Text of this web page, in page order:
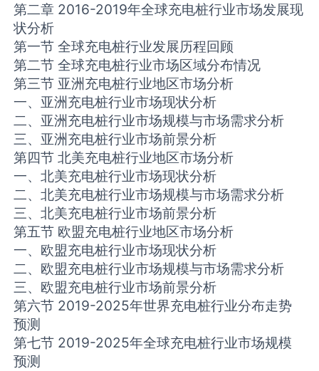
第二章 2016-2019年全球充电桩行业市场发展现
状分析
第一节 全球充电桩行业发展历程回顾
第二节 全球充电桩行业市场区域分布情况
第三节 亚洲充电桩行业地区市场分析
一、亚洲充电桩行业市场现状分析
二、亚洲充电桩行业市场规模与市场需求分析
三、亚洲充电桩行业市场前景分析
第四节 北美充电桩行业地区市场分析
一、北美充电桩行业市场现状分析
二、北美充电桩行业市场规模与市场需求分析
三、北美充电桩行业市场前景分析
第五节 欧盟充电桩行业地区市场分析
一、欧盟充电桩行业市场现状分析
二、欧盟充电桩行业市场规模与市场需求分析
三、欧盟充电桩行业市场前景分析
第六节 2019-2025年世界充电桩行业分布走势
预测
第七节 2019-2025年全球充电桩行业市场规模
预测